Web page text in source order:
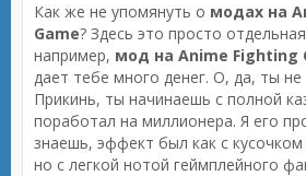
Как же не упомянуть о модах на
Game? Здесь это просто
например, мод на Anime Fighting
дает тебе много денег. О, да, ты не
Прикинь, ты начинаешь с полной
поработал на миллионера. Я его
знаешь, эффект был как с
но с легкой нотой геймплейного